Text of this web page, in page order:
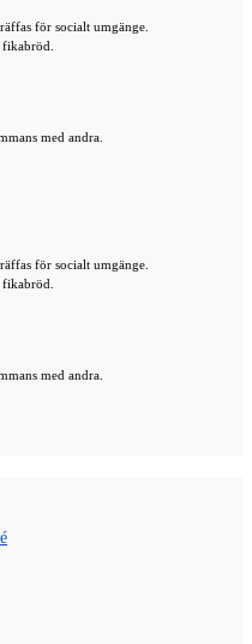
för socialt umgänge.
med andra.
för socialt umgänge.
med andra.